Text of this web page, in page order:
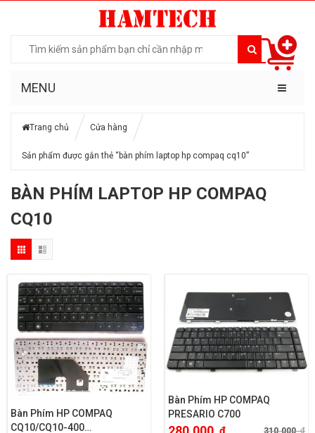
MENU
Trang chủ Cửa hàng
Sản phẩm được gắn thẻ “bàn phím laptop hp compaq cq10”
BÀN PHÍM LAPTOP HP COMPAQ
CQ10
Bàn Phím HP COMPAQ
CQ10/CQ10-400…
Bàn Phím HP COMPAQ
PRESARIO C700
310.000đ